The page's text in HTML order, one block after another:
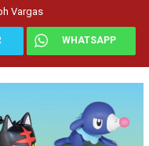
Vargas
WHATSAPP